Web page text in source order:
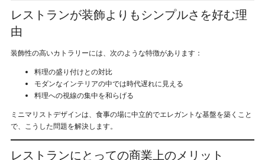
レストランが装飾よりもシンプルさを好む理
由
装飾性の高いカトラリーには、次のような特徴があります：
料理の盛り付けとの対比
モダンなインテリアの中では時代遅れに見える
料理への視線の集中を和らげる
ミニマリストデザインは、食事の場に中立的でエレガントな基盤を築くこと
で、こうした問題を解決します。
レストランにとっての商業上のメリット